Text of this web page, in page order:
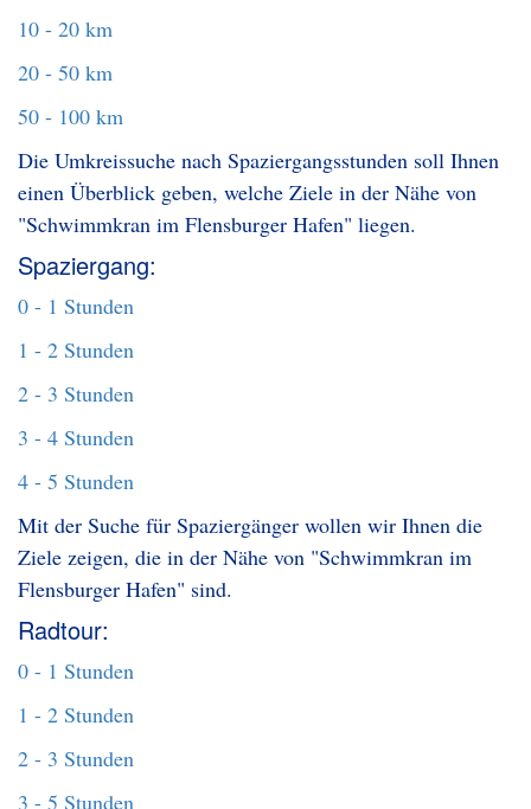
10 - 20 km
20 - 50 km
50 - 100 km
Die Umkreissuche nach Spaziergangsstunden soll Ihnen
einen Überblick geben, welche Ziele in der Nähe von
"Schwimmkran im Flensburger Hafen" liegen.
Spaziergang:
0 - 1 Stunden
1 - 2 Stunden
2 - 3 Stunden
3 - 4 Stunden
4 - 5 Stunden
Mit der Suche für Spaziergänger wollen wir Ihnen die
Ziele zeigen, die in der Nähe von "Schwimmkran im
Flensburger Hafen" sind.
Radtour:
0 - 1 Stunden
1 - 2 Stunden
2 - 3 Stunden
3 - 5 Stunden